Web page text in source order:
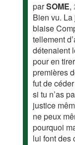
parSOME,
Bien vu.
blaise
tellement
détenaient
pour en
premières
fut de
si tu n’as
justice
ne peux
pourquoi
lui font des